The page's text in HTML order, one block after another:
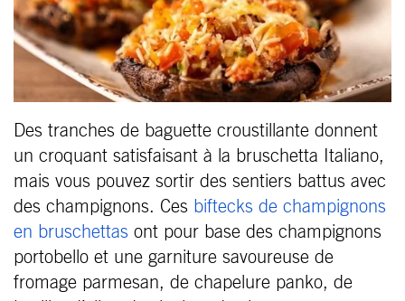
Des tranches de baguette croustillante donnent
un croquant satisfaisant à la bruschetta Italiano,
mais vous pouvez sortir des sentiers battus avec
des champignons. Ces biftecks de champignons
en bruschettas ont pour base des champignons
portobello et une garniture savoureuse de
fromage parmesan, de chapelure panko, de